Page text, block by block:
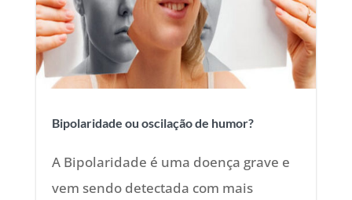
Bipolaridade ou oscilação de humor?
A Bipolaridade é uma doença grave e
vem sendo detectada com mais